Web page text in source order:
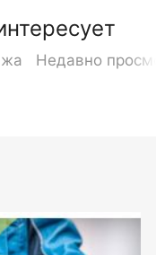
Недавно